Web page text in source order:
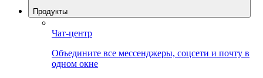
Продукты
Чат-центр
Объедините все мессенджеры, соцсети и почту в
одном окне